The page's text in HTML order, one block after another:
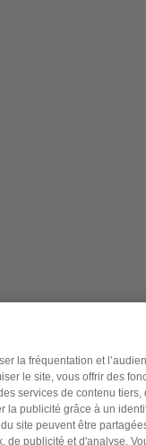
nos pâtes